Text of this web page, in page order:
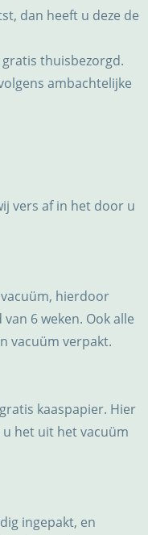
dan heeft u deze de
gratis thuisbezorgd.
ambachtelijke
vers af in het door u
hierdoor
6 weken. Ook alle
vacuüm verpakt.
kaaspapier. Hier
het uit het vacuüm
ingepakt, en